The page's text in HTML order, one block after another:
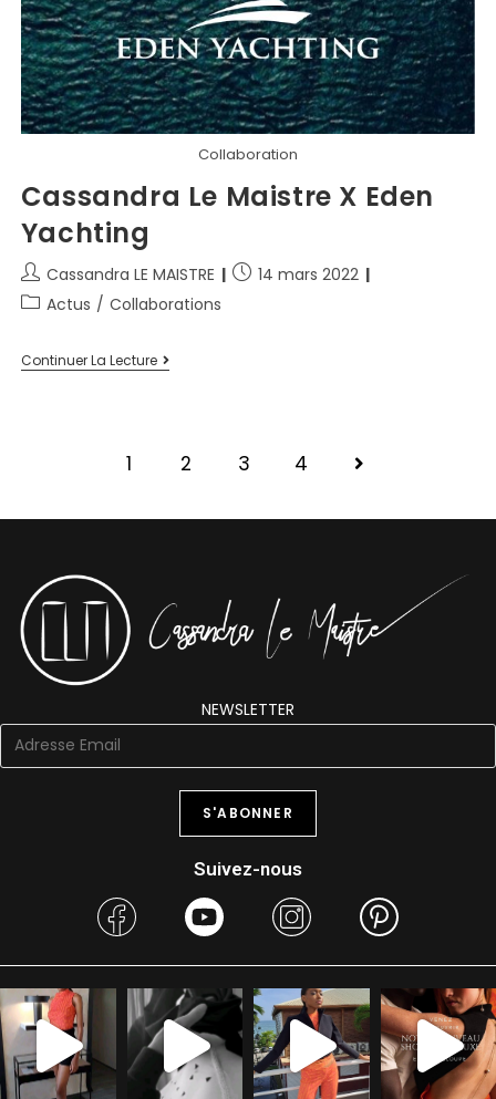
Collaboration
Cassandra Le Maistre X Eden
Yachting
Cassandra LE MAISTRE
14 mars 2022
Actus / Collaborations
Continuer La Lecture
1 2 3 4
NEWSLETTER
Suivez-nous